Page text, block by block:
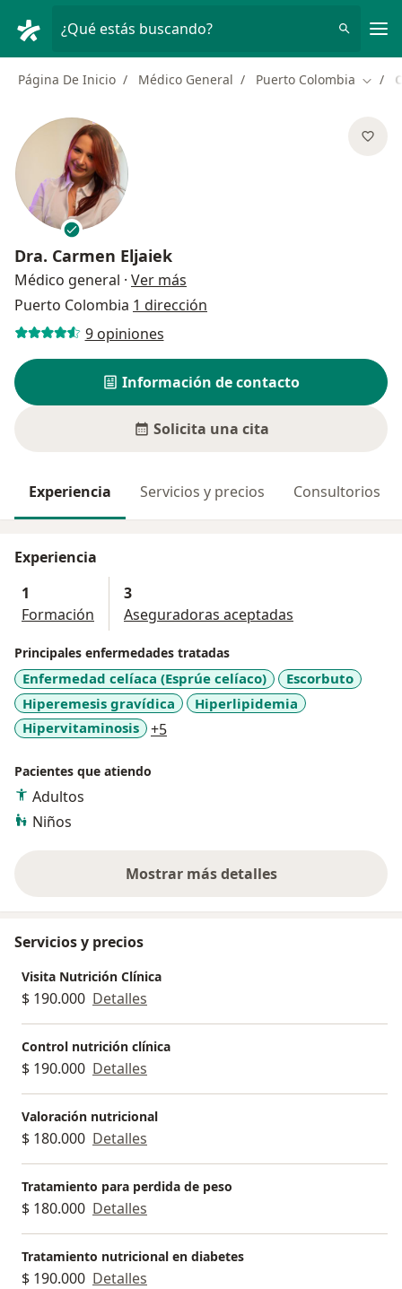
¿Qué estás buscando?
Página De Inicio Médico General Puerto Colombia
Dra. Carmen Eljaiek
Médico general · Ver más
Puerto Colombia 1 dirección
9 opiniones
Información de contacto
Solicita una cita
Experiencia Servicios y precios Consultorios
Experiencia
1
Formación
3
Aseguradoras aceptadas
Principales enfermedades tratadas
Enfermedad celíaca (Esprúe celíaco)
Escorbuto
Hiperemesis gravídica
Hiperlipidemia
Hipervitaminosis
+5a11y_sr_more_diseases
Pacientes que atiendo
Adultos
Niños
Mostrar más detalles
sobre la experiencia
Servicios y precios
Visita Nutrición Clínica
$ 190.000 Detalles
Control nutrición clínica
$ 190.000 Detalles
Valoración nutricional
$ 180.000 Detalles
Tratamiento para perdida de peso
$ 180.000 Detalles
Tratamiento nutricional en diabetes
$ 190.000 Detalles